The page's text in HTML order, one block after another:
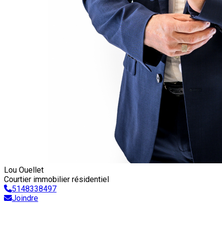
Lou Ouellet
Courtier immobilier résidentiel
5148338497
Joindre